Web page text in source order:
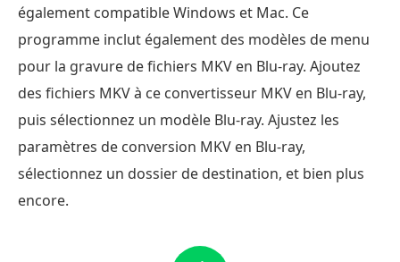
également compatible Windows et Mac. Ce
programme inclut également des modèles de menu
pour la gravure de fichiers MKV en Blu-ray. Ajoutez
des fichiers MKV à ce convertisseur MKV en Blu-ray,
puis sélectionnez un modèle Blu-ray. Ajustez les
paramètres de conversion MKV en Blu-ray,
sélectionnez un dossier de destination, et bien plus
encore.